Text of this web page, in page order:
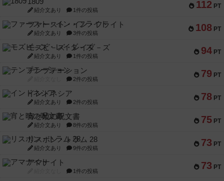
112 PT
紹介文あり 1件の投稿
108 PT
ファースト・イン・フライト
紹介文あり 3件の投稿
94 PT
モズビ－ズ・レイダ－ズ
紹介文あり 1件の投稿
79 PT
テンプテーション
2件の投稿
78 PT
インドネシア
紹介文あり 2件の投稿
75 PT
宵と暁の呪文書
紹介文あり 8件の投稿
73 PT
リスボン・トラム 28
紹介文あり 9件の投稿
73 PT
アマナイト
1件の投稿